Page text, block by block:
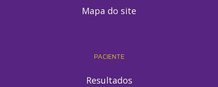
Mapa do site
PACIENTE
Resultados